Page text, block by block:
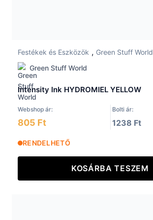
Festékek és Eszközök , Green Stuff World
Green Stuff World
Intensity Ink HYDROMIEL YELLOW
Webshop ár: Bolti ár:
805 Ft 1238 Ft
RENDELHETŐ
KOSÁRBA TESZEM